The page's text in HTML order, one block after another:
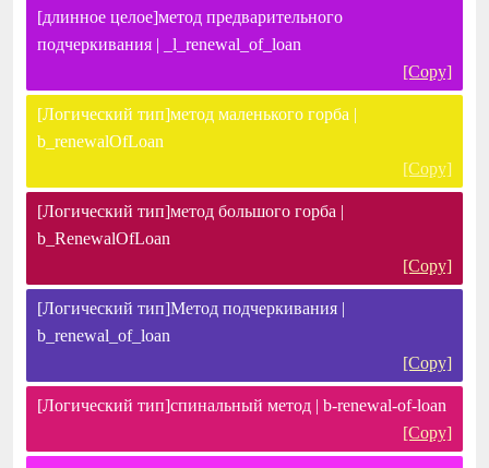
[длинное целое]метод предварительного
подчеркивания | _l_renewal_of_loan
[Copy]
[Логический тип]метод маленького горба |
b_renewalOfLoan
[Copy]
[Логический тип]метод большого горба |
b_RenewalOfLoan
[Copy]
[Логический тип]Метод подчеркивания |
b_renewal_of_loan
[Copy]
[Логический тип]спинальный метод | b-renewal-of-loan
[Copy]